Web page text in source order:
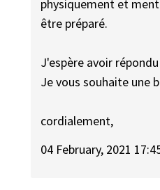
physiquement et
être préparé.
J'espère avoir
Je vous souhaite une
cordialement,
04 February, 2021